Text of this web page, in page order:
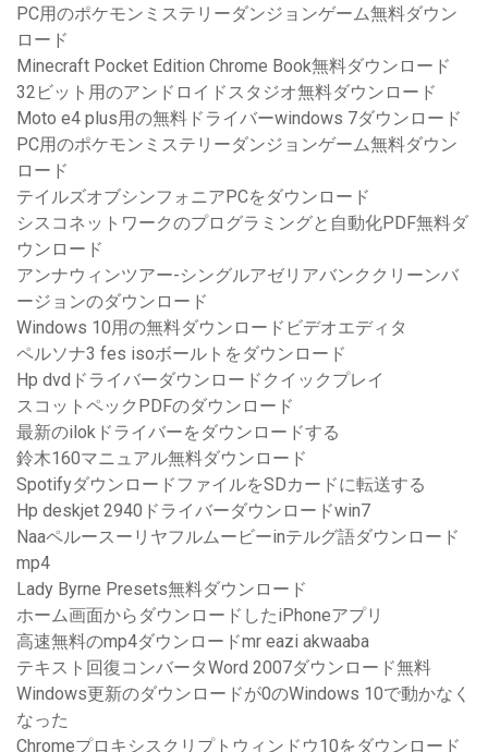
PC用のポケモンミステリーダンジョンゲーム無料ダウン
ロード
Minecraft Pocket Edition Chrome Book無料ダウンロード
32ビット用のアンドロイドスタジオ無料ダウンロード
Moto e4 plus用の無料ドライバーwindows 7ダウンロード
PC用のポケモンミステリーダンジョンゲーム無料ダウン
ロード
テイルズオブシンフォニアPCをダウンロード
シスコネットワークのプログラミングと自動化PDF無料ダ
ウンロード
アンナウィンツアー-シングルアゼリアバンククリーンバ
ージョンのダウンロード
Windows 10用の無料ダウンロードビデオエディタ
ペルソナ3 fes isoボールトをダウンロード
Hp dvdドライバーダウンロードクイックプレイ
スコットペックPDFのダウンロード
最新のilokドライバーをダウンロードする
鈴木160マニュアル無料ダウンロード
SpotifyダウンロードファイルをSDカードに転送する
Hp deskjet 2940ドライバーダウンロードwin7
Naaペルースーリヤフルムービーinテルグ語ダウンロード
mp4
Lady Byrne Presets無料ダウンロード
ホーム画面からダウンロードしたiPhoneアプリ
高速無料のmp4ダウンロードmr eazi akwaaba
テキスト回復コンバータWord 2007ダウンロード無料
Windows更新のダウンロードが0のWindows 10で動かなく
なった
Chromeプロキシスクリプトウィンドウ10をダウンロード